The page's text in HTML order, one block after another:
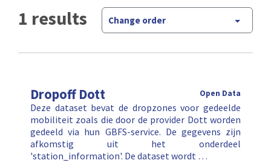
1 results Change order
Dropoff Dott Open Data
Deze dataset bevat de dropzones voor gedeelde
mobiliteit zoals die door de provider Dott worden
gedeeld via hun GBFS-service. De gegevens zijn
afkomstig uit het onderdeel
'station_information'. De dataset wordt …